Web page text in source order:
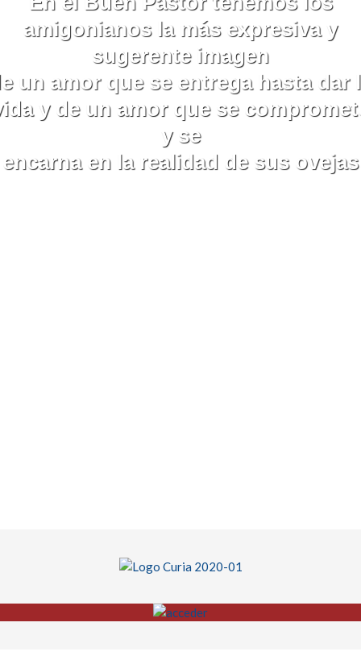
amigonianos la más expresiva y
sugerente imagen
un amor que se entrega hasta dar
y de un amor que se
y se
encarna en la realidad de sus ovejas